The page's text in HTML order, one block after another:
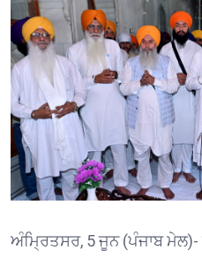
ਅੰਮ੍ਰਿਤਸਰ, 5 ਜੂਨ (ਪੰਜਾਬ ਮੇਲ)-